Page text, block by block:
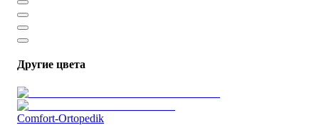
Другие цвета
Comfort-Ortopedik